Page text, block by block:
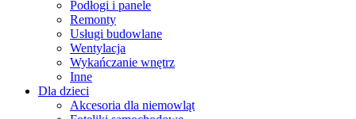
Podłogi i panele
Remonty
Usługi budowlane
Wentylacja
Wykańczanie wnętrz
Inne
Dla dzieci
Akcesoria dla niemowląt